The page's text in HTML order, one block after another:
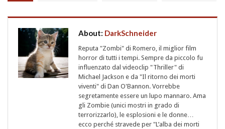
About: DarkSchneider
Reputa "Zombi" di Romero, il miglior film
horror di tutti i tempi. Sempre da piccolo fu
influenzato dal videoclip "Thriller" di
Michael Jackson e da "Il ritorno dei morti
viventi" di Dan O'Bannon. Vorrebbe
segretamente essere un lupo mannaro. Ama
gli Zombie (unici mostri in grado di
terrorizzarlo), le esplosioni e le donne…
ecco perché stravede per "L’alba dei morti